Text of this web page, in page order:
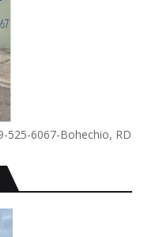
525-6067-Bohechio, RD